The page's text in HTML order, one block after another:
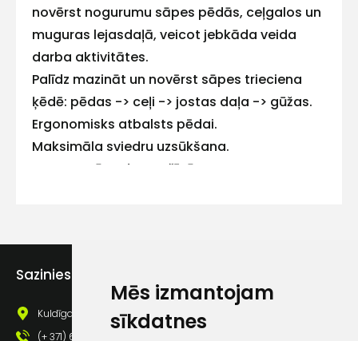
Mēs izmantojam
sīkdatnes
novērst nogurumu sāpes pēdās, ceļgalos un
muguras lejasdaļā, veicot jebkāda veida
darba aktivitātes.
Palīdz mazināt un novērst sāpes trieciena
ķēdē: pēdas -> ceļi -> jostas daļa -> gūžas.
Ergonomisks atbalsts pēdai.
Maksimāla sviedru uzsūkšana.
Var mazgāt veļasmašīnā.
Sazinies ar mums
Kuldīgas iela 69a, Saldus, Saldus nov., LV - 3801
(+ 371) 63 881 186
Kontakttālrunis
Ziņojums
Piekrītu saņemt